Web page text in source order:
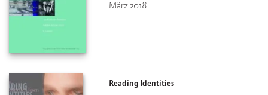
März 2018
Reading Identities